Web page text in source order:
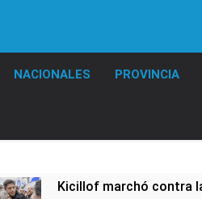
NACIONALES PROVINCIA
Kicillof marchó contra